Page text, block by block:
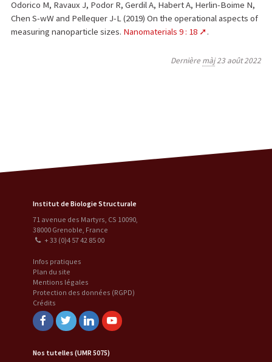
Odorico M, Ravaux J, Podor R, Gerdil A, Habert A, Herlin-Boime N,
Chen S-wW and Pellequer J-L (2019) On the operational aspects of
measuring nanoparticle sizes. Nanomaterials 9 : 18 .
Dernière màj23 août 2022
Institut de Biologie Structurale
71 avenue des Martyrs, CS 10090,
38000 Grenoble, France
+ 33 (0)4 57 42 85 00
Infos pratiques
Plan du site
Mentions légales
Protection des données (RGPD)
Crédits
Nos tutelles (UMR 5075)